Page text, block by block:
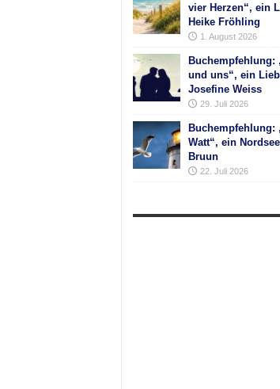
vier Herzen“, ein
Heike Fröhling
1. August 2026
Buchempfehlung:
und uns“, ein
Josefine Weiss
29. Juli 2026
Buchempfehlung:
Watt“, ein
Bruun
22. Juli 2026